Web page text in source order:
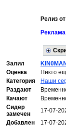
Релиз
Залил
KIN0MAN
Оценка
Никто
Категория
Наши
Раздают
Качают
Сидер
замечен
17-07-
Добавлен
17-07-